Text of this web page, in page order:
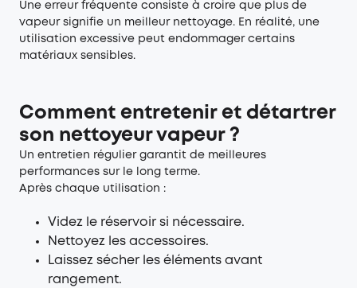
Une erreur fréquente consiste à croire que plus de
vapeur signifie un meilleur nettoyage. En réalité, une
utilisation excessive peut endommager certains
matériaux sensibles.
Comment entretenir et détartrer
son nettoyeur vapeur ?
Un entretien régulier garantit de meilleures
performances sur le long terme.
Après chaque utilisation :
Videz le réservoir si nécessaire.
Nettoyez les accessoires.
Laissez sécher les éléments avant
rangement.